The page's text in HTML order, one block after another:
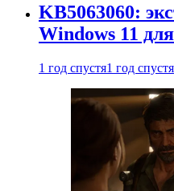
KB5063060:
Windows 11
1 год спустя1 год спустя